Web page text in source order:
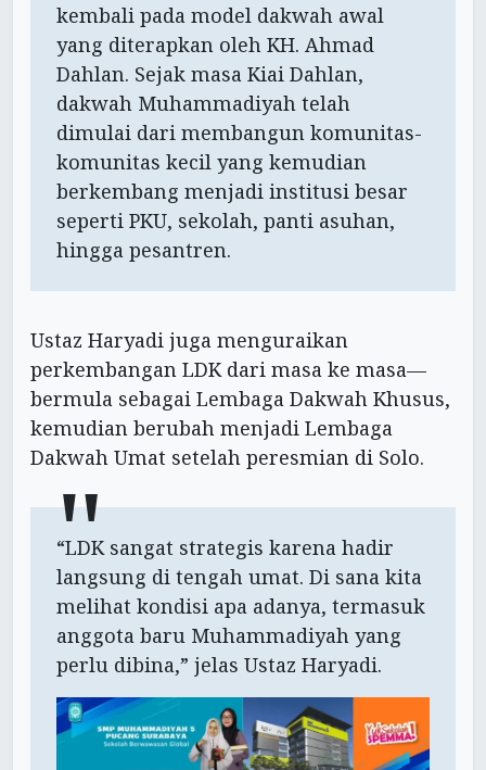
kembali pada model dakwah awal
yang diterapkan oleh KH. Ahmad
Dahlan. Sejak masa Kiai Dahlan,
dakwah Muhammadiyah telah
dimulai dari membangun komunitas-
komunitas kecil yang kemudian
berkembang menjadi institusi besar
seperti PKU, sekolah, panti asuhan,
hingga pesantren.
Ustaz Haryadi juga menguraikan
perkembangan LDK dari masa ke masa—
bermula sebagai Lembaga Dakwah Khusus,
kemudian berubah menjadi Lembaga
Dakwah Umat setelah peresmian di Solo.
“LDK sangat strategis karena hadir
langsung di tengah umat. Di sana kita
melihat kondisi apa adanya, termasuk
anggota baru Muhammadiyah yang
perlu dibina,” jelas Ustaz Haryadi.